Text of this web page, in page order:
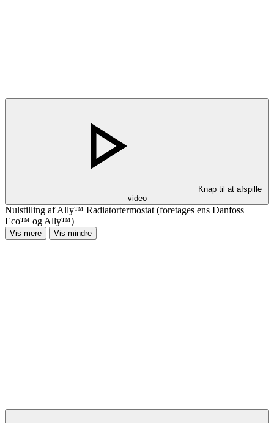
Knap til at afspille
video
Nulstilling af Ally™ Radiatortermostat (foretages ens Danfoss
Eco™ og Ally™)
Vis mere Vis mindre